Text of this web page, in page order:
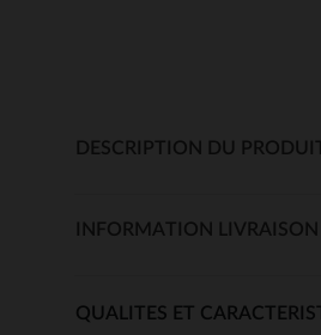
DESCRIPTION DU
INFORMATION
QUALITES ET